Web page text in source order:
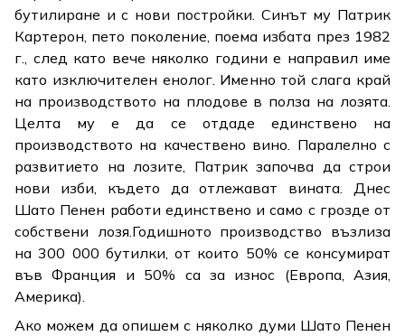
бутилиране и с нови постройки. Синът му Патрик
Картерон, пето поколение, поема избата през 1982
г., след като вече няколко години е направил име
като изключителен енолог. Именно той слага край
на производството на плодове в полза на лозята.
Целта му е да се отдаде единствено на
производството на качествено вино. Паралелно с
развитието на лозите, Патрик започва да строи
нови изби, където да отлежават вината. Днес
Шато Пенен работи единствено и само с грозде от
собствени лозя.Годишното производство възлиза
на 300 000 бутилки, от които 50% се консумират
във Франция и 50% са за износ (Европа, Азия,
Америка).
Ако можем да опишем с няколко думи Шато Пенен